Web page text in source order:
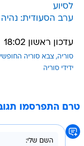
לסיוע
ערב הסעודית:
עדכון ראשון 18:02
סוריה צבא סוריה החופשי
ידידי סוריה
טרם התפרסמו